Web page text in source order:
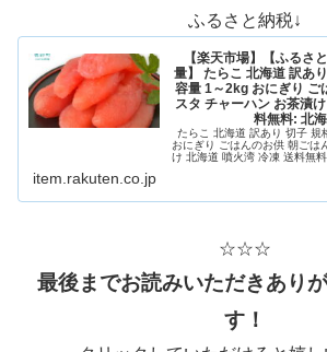
ふるさと納税↓
【楽天市場】【ふるさ
量】 たらこ 北海道 訳あ
容量 1～2kg おにぎり ご
スタ チャーハン お茶漬
料無料: 北
たらこ 北海道 訳あり 切子 規
おにぎり ごはんのお供 朝ごは
け 北海道 噴火湾 冷凍 送料無
item.rakuten.co.jp
☆☆☆
最後までお読みいただきあり
す！